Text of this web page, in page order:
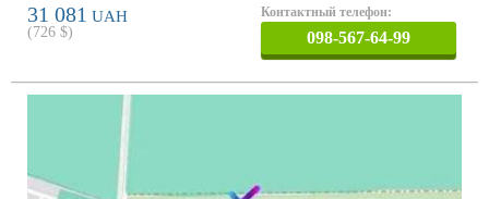
31 081 UAH
(726 $)
Контактный телефон:
098-567-64-99